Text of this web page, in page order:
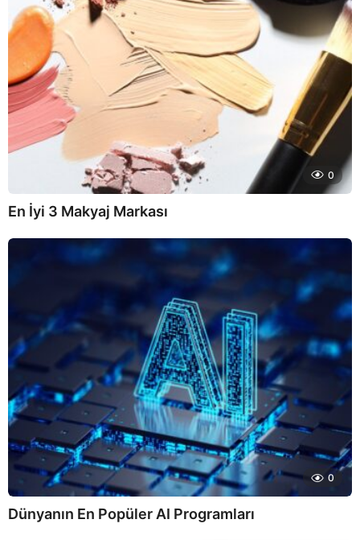
0
En İyi 3 Makyaj Markası
0
Dünyanın En Popüler AI Programları